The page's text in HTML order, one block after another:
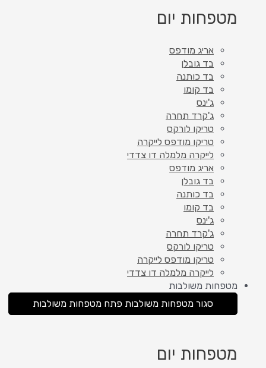
מטפחות יום
אריג מודפס
בד גובלן
בד כותנה
בד קומו
ג'ינס
ג'קרד תחרה
טריקו לורקס
טריקו מודפס לייקרה
לייקרה מלמלה דו צדדי
אריג מודפס
בד גובלן
בד כותנה
בד קומו
ג'ינס
ג'קרד תחרה
טריקו לורקס
טריקו מודפס לייקרה
לייקרה מלמלה דו צדדי
מטפחות משולבות
סגור מטפחות משולבות פתח מטפחות משולבות
מטפחות יום